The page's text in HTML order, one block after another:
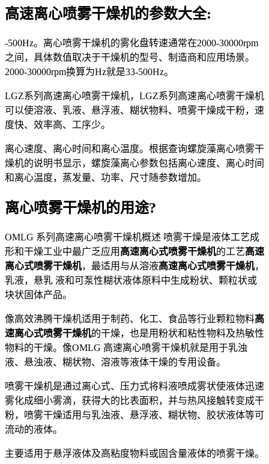
高速离心喷雾干燥机的参数大全:
-500Hz。离心喷雾干燥机的雾化盘转速通常在2000-30000rpm
之间，具体数值取决于干燥机的型号、制造商和应用场景。
2000-30000rpm换算为Hz就是33-500Hz。
LGZ系列高速离心喷雾干燥机，LGZ系列高速离心喷雾干燥机
可以使溶液、乳液、悬浮液、糊状物料、喷雾干燥成干粉，速
度快、效率高、工序少。
离心速度、离心时间和离心温度。根据查询螺旋藻离心喷雾干
燥机的说明书显示，螺旋藻离心参数包括离心速度、离心时间
和离心温度，蒸发量、功率、尺寸随参数增加。
离心喷雾干燥机的用途?
OMLG 系列高速离心喷雾干燥机概述 喷雾干燥是液体工艺成
形和干燥工业中最广乏应用 高速离心式喷雾干燥机的工艺高速
离心式喷雾干燥机，最适用与从溶液高速离心式喷雾干燥机，
乳液，悬乳 液和可泵性糊状液体原料中生成粉状、颗粒状或
块状固体产品。
像高效沸腾干燥机适用于制药、化工、食品等行业颗粒物料高
速离心式喷雾干燥机的干燥，也是用粉状和粘性物料及热敏性
物料的干燥。像OMLG 高速离心喷雾干燥机就是用于乳浊
液、悬浊液、糊状物、溶液等液体干燥的专用设备。
喷雾干燥机是通过离心式、压力式将料液喷成雾状使液体迅速
雾化成细小雾滴，获得大的比表面积，并与热风接触转变成干
粉，喷雾干燥适用与乳浊液、悬浮液、糊状物、胶状液体等可
流动的液体。
主要适用于悬浮液体及高粘度物料或固含量液体的喷雾干燥。